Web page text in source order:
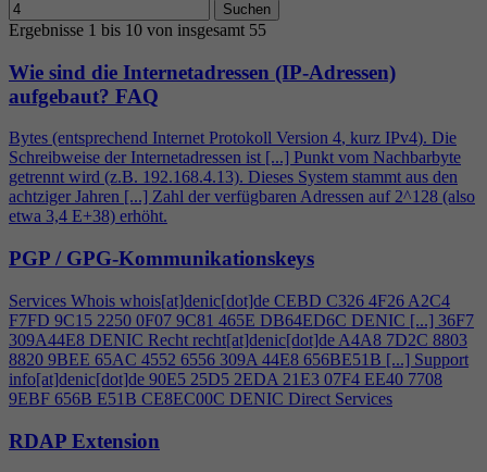
Suchen
Ergebnisse 1 bis 10 von insgesamt 55
Wie sind die Internetadressen (IP-Adressen)
aufgebaut? FAQ
Bytes (entsprechend Internet Protokoll Version 4, kurz IPv4). Die
Schreibweise der Internetadressen ist [...] Punkt vom Nachbarbyte
getrennt wird (z.B. 192.168.4.13). Dieses System stammt aus den
achtziger Jahren [...] Zahl der verfügbaren Adressen auf 2^128 (also
etwa 3,4 E+38) erhöht.
PGP / GPG-Kommunikationskeys
Services Whois whois[at]denic[dot]de CEBD C326 4F26 A2C4
F7FD 9C15 2250 0F07 9C81 465E DB64ED6C DENIC [...] 36F7
309A44E8 DENIC Recht recht[at]denic[dot]de A4A8 7D2C 8803
8820 9BEE 65AC 4552 6556 309A 44E8 656BE51B [...] Support
info[at]denic[dot]de 90E5 25D5 2EDA 21E3 07F4 EE40 7708
9EBF 656B E51B CE8EC00C DENIC Direct Services
RDAP Extension